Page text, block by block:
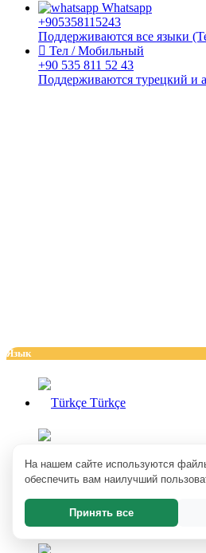
На нашем сайте используются
обеспечить вам наилучший
Принять все
Whatsapp
+905358115243
Поддерживаются все языки
Тел / Мобильный
+90 535 811 52 43
Поддерживаются турецкий и
Язык
Türkçe
Deutsch